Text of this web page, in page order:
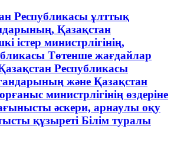
Республикасы ұлттық
Қазақстан
істер министрлігінің,
Төтенше жағдайлар
Республикасы
және Қазақстан
министрлігінің өздеріне
әскери, арнаулы оқу
құзыреті Білім туралы